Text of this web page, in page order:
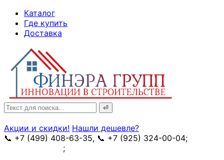
Skip
Content
Каталог
Где купить
Доставка
Search
for:
Акции и скидки! Нашли дешевле?
📞 +7 (499) 408-63-35, 📞 +7 (925) 324-00-04;
;